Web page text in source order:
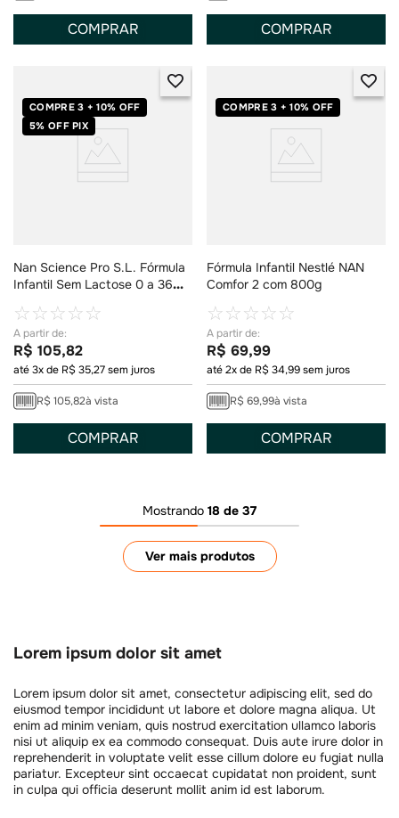
COMPRAR COMPRAR
Nan Science Pro S.L. Fórmula
Infantil Sem Lactose 0 a 36
☆☆☆☆☆
R$ 105,82
até3x de R$35,27sem juros
R$ 105,82à vista
COMPRAR
COMPRE 3 + 10% OFF
5% OFF PIX
Fórmula Infantil Nestlé NAN
Comfor 2 com 800g
☆☆☆☆☆
R$ 69,99
até2x de R$34,99sem juros
R$ 69,99à vista
COMPRAR
COMPRE 3 + 10% OFF
Mostrando 18 de 37
Lorem ipsum dolor sit amet
Lorem ipsum dolor sit amet, consectetur adipiscing elit, sed do
eiusmod tempor incididunt ut labore et dolore magna aliqua. Ut
enim ad minim veniam, quis nostrud exercitation ullamco laboris
nisi ut aliquip ex ea commodo consequat. Duis aute irure dolor in
reprehenderit in voluptate velit esse cillum dolore eu fugiat nulla
pariatur. Excepteur sint occaecat cupidatat non proident, sunt
in culpa qui officia deserunt mollit anim id est laborum.